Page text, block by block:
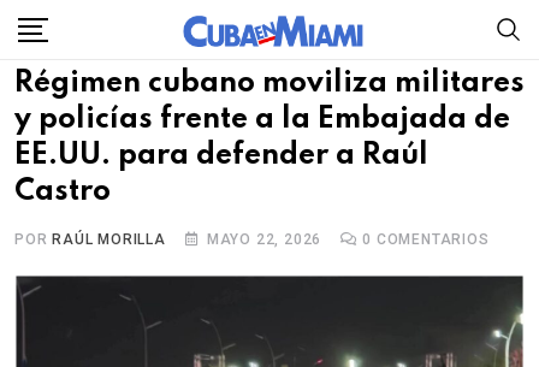
Skip
content
Régimen cubano moviliza militares
y policías frente a la Embajada de
EE.UU. para defender a Raúl
Castro
POR RAÚL MORILLA MAYO 22, 2026 0 COMENTARIOS